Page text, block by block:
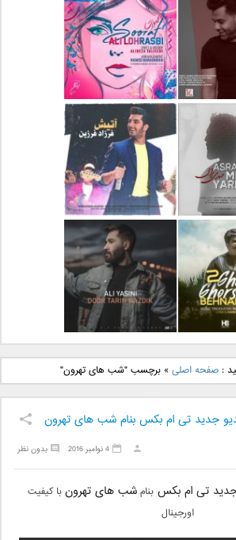
سیروان
مونولوگ
دانلود آهنگ جدید علیرضا
قربانی بنام خیال خوش
جدید رضا
نگار
دانلود آهنگ جدید علی
لهراسبی بنام صورت
جدید مهدی
اسرار
دانلود آهنگ جدید فرزاد
فرزین بنام آتیش
جدید بهنام
قمر 2
دانلود آهنگ جدید علی
یاسینی بنام دورترین نزدیک
:صفحه اصلی »برچسب "شب های تهرون"
جدید تی ام بکس بنام شب های تهرون
بدون نظر 4 نوامبر 2016
تی ام بکسبنامشب های تهرونبا کیفیت
اورجینال